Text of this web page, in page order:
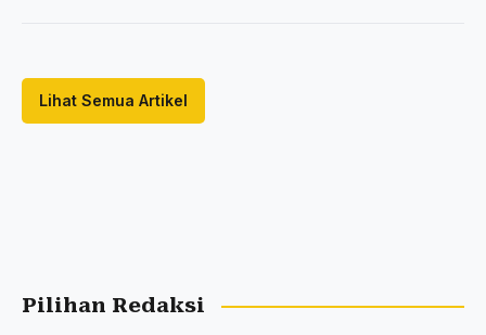
Lihat Semua Artikel
Pilihan Redaksi